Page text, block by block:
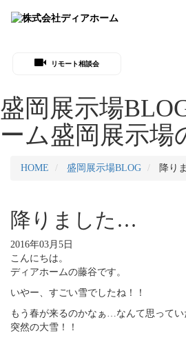
リモート相談会
盛岡展示場
ーム盛岡展示場
HOME 盛岡展示場BLOG 降り
降りました…
2016年03月5日
こんにちは。
ディアホームの藤谷です。
いやー、すごい雪でしたね！！
もう春が来るのかなぁ…なんて思ってい
突然の大雪！！